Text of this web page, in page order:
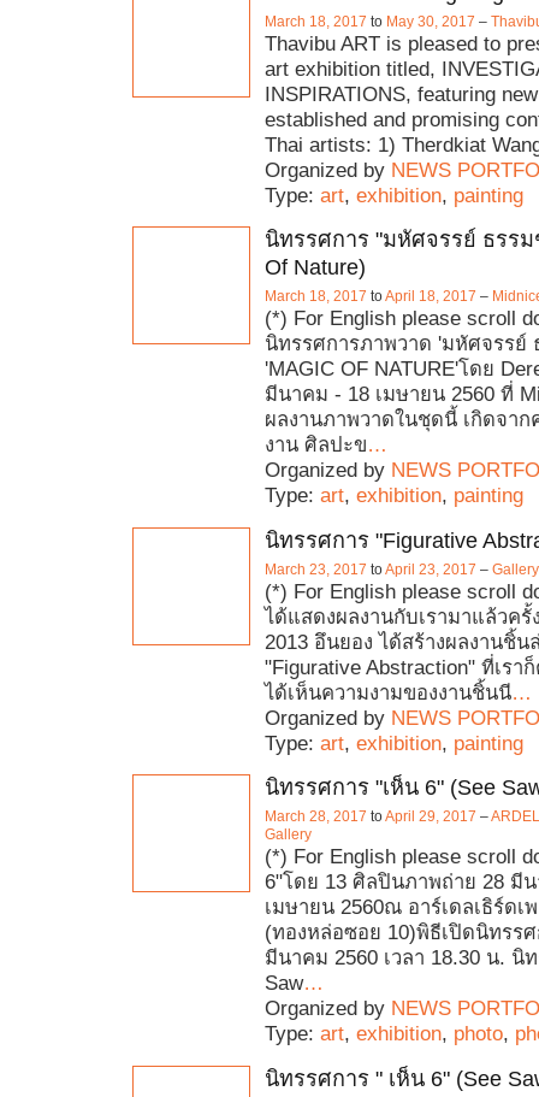
March 18, 2017 to May 30, 2017 –
Thavibu ART is pleased to
art exhibition titled,
INSPIRATIONS, featuring
established and promising
Thai artists: 1) Therdkiat
Organized by NEWS
Type: art, exhibition, painting
นิทรรศการ "มหัศจรรย์ ธรรม
Of Nature)
March 18, 2017 toApril 18, 2017 –
(*) For English please scroll
นิทรรศการภาพวาด 'มหัศจรรย์
'MAGIC OF NATURE'โดย
มีนาคม - 18 เมษายน 2560 ที่
ผลงานภาพวาดในชุดนี้ เกิดจาก
งาน ศิลปะข…
Organized by NEWS
Type: art, exhibition, painting
นิทรรศการ "Figurative
March 23, 2017 toApril 23, 2017 –
(*) For English please scroll
ได้แสดงผลงานกับเรามาแล้วครั้
2013 อึนยอง ได้สร้างผลงานชิ้น
"Figurative Abstraction" ที่เรา
ได้เห็นความงามของงานชิ้นนี…
Organized by NEWS
Type: art, exhibition, painting
นิทรรศการ "เห็น 6" (See
March 28, 2017 toApril 29, 2017 –
Gallery
(*) For English please scroll
6"โดย 13 ศิลปินภาพถ่าย 28 มี
เมษายน 2560ณ อาร์เดลเธิร์ดเ
(ทองหล่อซอย 10)พิธีเปิดนิทรรศ
มีนาคม 2560 เวลา 18.30 น. นิ
Saw…
Organized by NEWS
Type: art, exhibition, photo,
นิทรรศการ " เห็น 6" (See